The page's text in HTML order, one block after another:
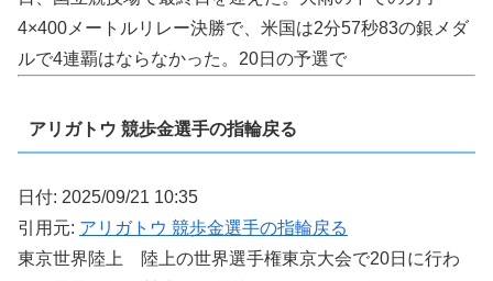
4×400メートルリレー決勝で、米国は2分57秒83の銀メダ
ルで4連覇はならなかった。20日の予選で
アリガトウ 競歩金選手の指輪戻る
日付: 2025/09/21 10:35
引用元: アリガトウ 競歩金選手の指輪戻る
東京世界陸上 陸上の世界選手権東京大会で20日に行わ